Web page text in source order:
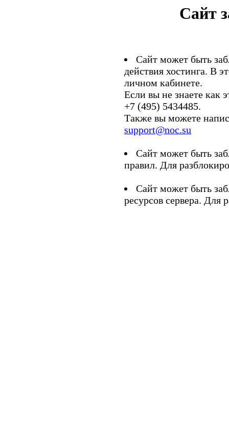
Сайт
Сайт может быть
действия хостинга. В
личном кабинете.
Если вы не знаете как
+7 (495) 5434485.
Также вы можете
support@noc.su
Сайт может быть
правил. Для
Сайт может быть
ресурсов сервера. Для